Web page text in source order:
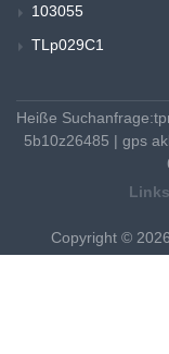
103055
TLp029C1
Heiße Suchanfrage:
5b10z26485 | gps
Copyright ©